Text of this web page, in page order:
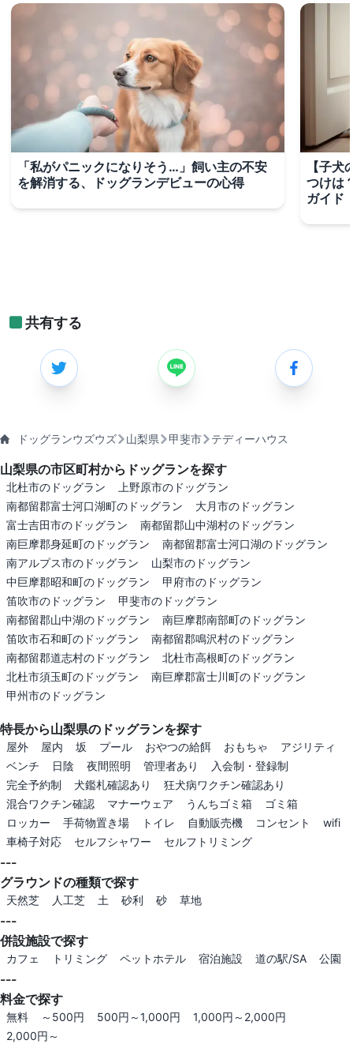
「私がパニックになりそう…」飼い主の不安
を解消する、ドッグランデビューの心得
【子
つけは
ガイド
共有する
ドッグランウズウズ 山梨県 甲斐市 テディーハウス
山梨県の市区町村からドッグランを探す
北杜市のドッグラン
上野原市のドッグラン
南都留郡富士河口湖町のドッグラン
大月市のドッグラン
富士吉田市のドッグラン
南都留郡山中湖村のドッグラン
南巨摩郡身延町のドッグラン
南都留郡富士河口湖のドッグラン
南アルプス市のドッグラン
山梨市のドッグラン
中巨摩郡昭和町のドッグラン
甲府市のドッグラン
笛吹市のドッグラン
甲斐市のドッグラン
南都留郡山中湖のドッグラン
南巨摩郡南部町のドッグラン
笛吹市石和町のドッグラン
南都留郡鳴沢村のドッグラン
南都留郡道志村のドッグラン
北杜市高根町のドッグラン
北杜市須玉町のドッグラン
南巨摩郡富士川町のドッグラン
甲州市のドッグラン
特長から山梨県のドッグランを探す
屋外 屋内 坂 プール おやつの給餌 おもちゃ
アジリティ
ベンチ
日陰 夜間照明 管理者あり
入会制・登録制
完全予約制
犬鑑札確認あり
狂犬病ワクチン確認あり
混合ワクチン確認
マナーウェア うんちゴミ箱
ゴミ箱
ロッカー
手荷物置き場 トイレ 自動販売機 コンセント
wifi
車椅子対応
セルフシャワー セルフトリミング
---
グラウンドの種類で探す
天然芝 人工芝 土 砂利 砂 草地
---
併設施設で探す
カフェ トリミング ペットホテル 宿泊施設 道の駅/SA 公園
---
料金で探す
無料 ～500円 500円～1,000円
1,000円～2,000円
2,000円～